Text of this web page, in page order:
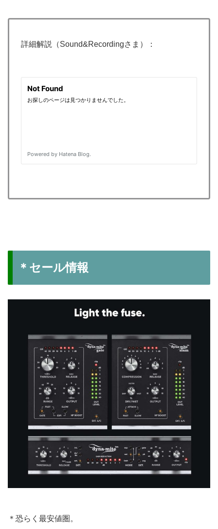
詳細解説（Sound&Recordingさま）：
＊セール情報
＊恐らく最安値圏。